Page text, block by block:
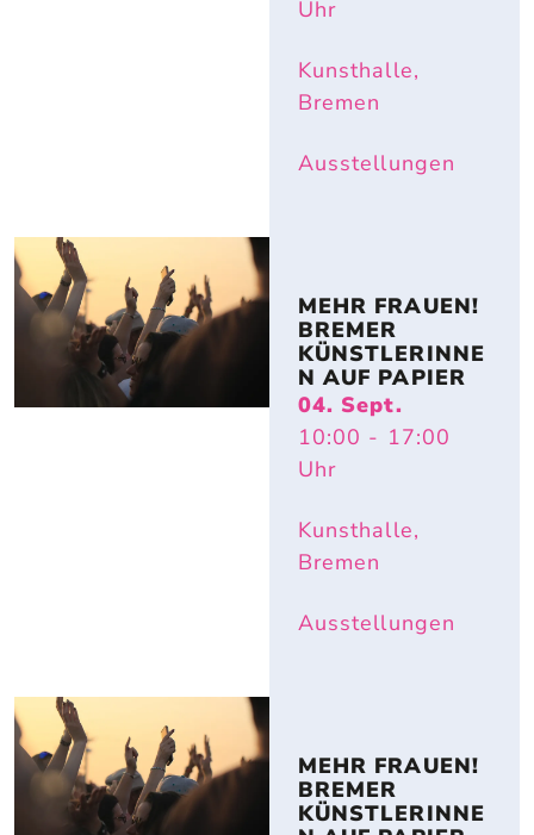
Uhr
Kunsthalle,
Bremen
Ausstellungen
MEHR FRAUEN!
BREMER
KÜNSTLERINNE
N AUF PAPIER
04. Sept.
10:00 - 17:00
Uhr
Kunsthalle,
Bremen
Ausstellungen
MEHR FRAUEN!
BREMER
KÜNSTLERINNE